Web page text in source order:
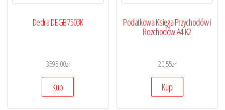
Dedra DEGB7503K
3595,00zł
Kup
Podatkowa Księga Przychodów i
Rozchodów A4 K2
20,55zł
Kup